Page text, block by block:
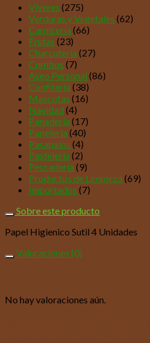
Víveres (275)
Verduras y Vegetales (62)
Carnicería (66)
Frutas (23)
Charcutería (27)
Combos (7)
Aseo Personal (86)
Confitería (38)
Mascotas (16)
Navidad (4)
Panadería (17)
Papelería (40)
Pasapalos (4)
Pastelería (2)
Pescadería (9)
Productos de Limpieza (69)
Importados (7)
Sobre este producto
Papel Higienico Sutil 4 Unidades
Valoraciones (0)
No hay valoraciones aún.